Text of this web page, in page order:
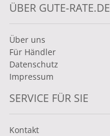
ÜBER GUTE-RATE.DE
Über uns
Für Händler
Datenschutz
Impressum
SERVICE FÜR SIE
Kontakt